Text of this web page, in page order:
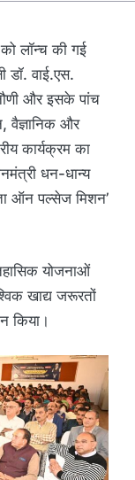
को लॉन्च की गई
डॉ. वाई.एस.
नौणी और इसके पांच
वैज्ञानिक और
कार्यक्रम का
धन-धान्य
ऑन पल्सेज मिशन’
योजनाओं
खाद्य जरूरतों
किया।